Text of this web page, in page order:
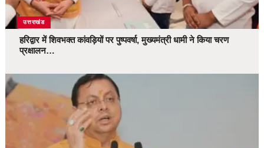
उत्तराखंड
हरिद्वार में शिवभक्त कांवड़ियों पर पुष्पवर्षा, मुख्यमंत्री धामी ने किया चरण
प्रक्षालन…